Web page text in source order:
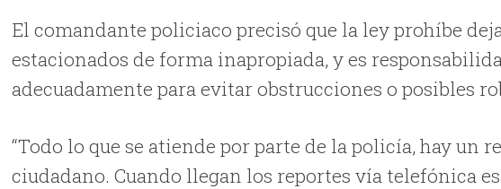
El comandante policiaco precisó que la ley prohíbe
estacionados de forma inapropiada, y es
adecuadamente para evitar obstrucciones o posibles
“Todo lo que se atiende por parte de la policía, hay un
ciudadano. Cuando llegan los reportes vía telefónica